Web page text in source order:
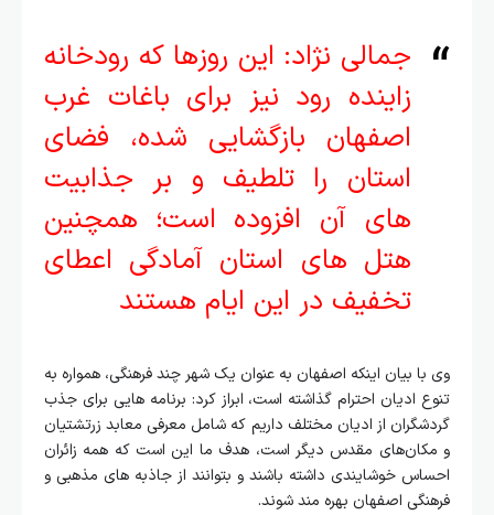
جمالی نژاد: این روزها که رودخانه
زاینده رود نیز برای باغات غرب
اصفهان بازگشایی شده، فضای
استان را تلطیف و بر جذابیت
های آن افزوده است؛ همچنین
هتل های استان آمادگی اعطای
تخفیف در این ایام هستند
وی با بیان اینکه اصفهان به عنوان یک شهر چند فرهنگی، همواره به
تنوع ادیان احترام گذاشته است، ابراز کرد: برنامه‌ هایی برای جذب
گردشگران از ادیان مختلف داریم که شامل معرفی معابد زرتشتیان
و مکان‌های مقدس دیگر است، هدف ما این است که همه زائران
احساس خوشایندی داشته باشند و بتوانند از جاذبه‌ های مذهبی و
فرهنگی اصفهان بهره‌ مند شوند.